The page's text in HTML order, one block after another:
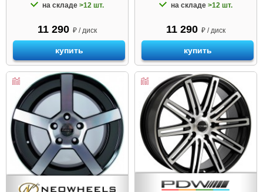
на складе >12 шт.
11 290 ₽ / диск
купить
на складе >12 шт.
11 290 ₽ / диск
купить